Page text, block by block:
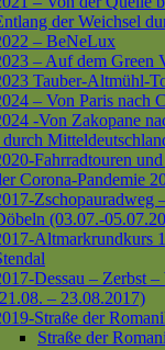
der Weichsel
– BeNeLux
– Auf dem Green
Tauber-Altmühl-
– Von Paris nach
-Von Zakopane
Fahrradtouren
Corona-Pandemie
Zschopauradweg
(03.07.-
Altmarkrundkurs
Dessau – Zerbst
– 23.08.2017)
Straße der
Straße der